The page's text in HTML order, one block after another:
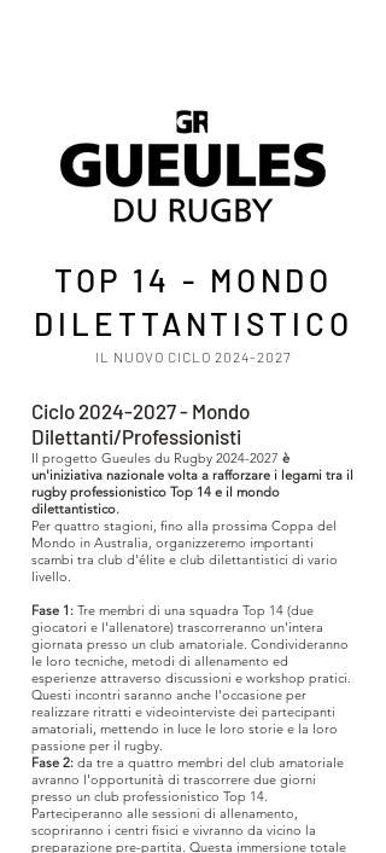
TOP 14 - MONDO
DILETTANTISTICO
IL NUOVO CICLO 2024-2027
Ciclo 2024-2027- Mondo
Dilettanti/Professionisti
Il progetto Gueules du Rugby 2024-2027 è
un'iniziativa nazionale volta a rafforzare i legami tra il
rugby professionistico Top 14 e il mondo
dilettantistico.
Per quattro stagioni, fino alla prossima Coppa del
Mondo in Australia, organizzeremo importanti
scambi tra club d'élite e club dilettantistici di vario
livello.
Fase 1: Tre membri di una squadra Top 14 (due
giocatori e l'allenatore) trascorreranno un'intera
giornata presso un club amatoriale. Condivideranno
le loro tecniche, metodi di allenamento ed
esperienze attraverso discussioni e workshop pratici.
Questi incontri saranno anche l'occasione per
realizzare ritratti e videointerviste dei partecipanti
amatoriali, mettendo in luce le loro storie e la loro
passione per il rugby.
Fase 2: da tre a quattro membri del club amatoriale
avranno l'opportunità di trascorrere due giorni
presso un club professionistico Top 14.
Parteciperanno alle sessioni di allenamento,
scopriranno i centri fisici e vivranno da vicino la
preparazione pre-partita. Questa immersione totale